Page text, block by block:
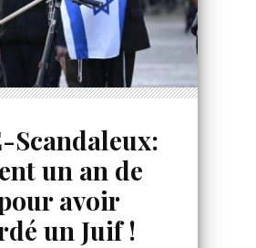
Scandaleux:
un an de
avoir
un Juif !